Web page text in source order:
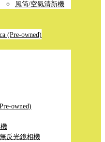
風筒/空氣清新機
(Pre-owned)
owned)
無反光鏡相機